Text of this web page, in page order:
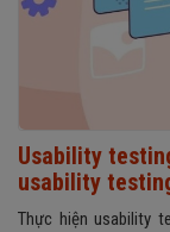
Usability
usability
Thực hiện usability